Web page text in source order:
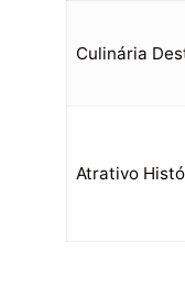
Culinária
Atrativo